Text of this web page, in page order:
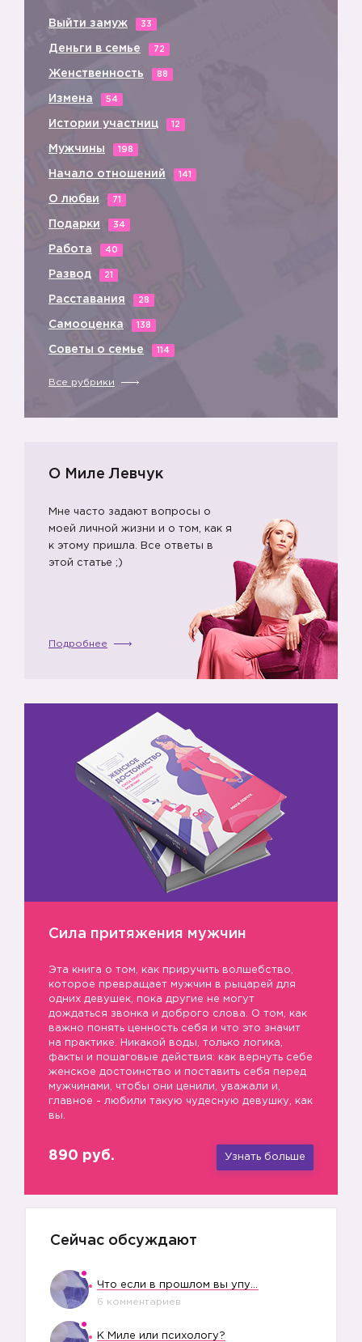
🙆🏻
✔️
✔️
✔️
Выйти замуж 33
Деньги в семье 72
Женственность 88
Измена 54
Истории участниц 12
Мужчины 198
Начало отношений 141
О любви 71
Подарки 34
Работа 40
Развод 21
Расставания 28
Самооценка 138
Советы о семье 114
Все рубрики
О Миле Левчук
Мне часто задают вопросы о
моей личной жизни и о том, как я
к этому пришла. Все ответы в
этой статье ;)
Подробнее
Сила притяжения мужчин
Эта книга о том, как приручить волшебство,
которое превращает мужчин в рыцарей для
одних девушек, пока другие не могут
дождаться звонка и доброго слова. О том, как
важно понять ценность себя и что это значит
на практике. Никакой воды, только логика,
факты и пошаговые действия: как вернуть себе
женское достоинство и поставить себя перед
мужчинами, чтобы они ценили, уважали и,
главное - любили такую чудесную девушку, как
вы.
890 руб. Узнать больше
Сейчас обсуждают
6 комментариев
К Миле или психологу?